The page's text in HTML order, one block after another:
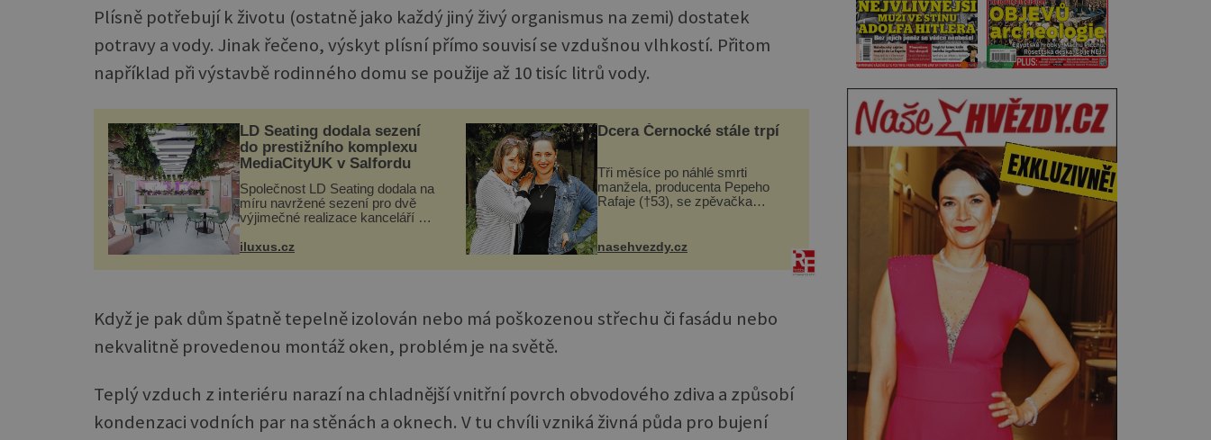
Plísně potřebují k životu (ostatně jako každý jiný živý organismus na zemi) dostatek
potravy a vody. Jinak řečeno, výskyt plísní přímo souvisí se vzdušnou vlhkostí. Přitom
například při výstavbě rodinného domu se použije až 10 tisíc litrů vody.
LD Seating dodala sezení
do prestižního komplexu
MediaCityUK v Salfordu
Společnost LD Seating dodala na
míru navržené sezení pro dvě
výjimečné realizace kanceláří v
Salfordu – konkrétně do budov
Komplex budov Media...
iluxus.cz
Dcera Černocké stále trpí
Tři měsíce po náhlé smrti
manžela, producenta Pepeho
Rafaje (†53), se zpěvačka
ozvala veřejnosti. Na sociální síti
sdílela, že se snaží fung...
nasehvezdy.cz
Když je pak dům špatně tepelně izolován nebo má poškozenou střechu či fasádu nebo
nekvalitně provedenou montáž oken, problém je na světě.
Teplý vzduch z interiéru narazí na chladnější vnitřní povrch obvodového zdiva a způsobí
kondenzaci vodních par na stěnách a oknech. V tu chvíli vzniká živná půda pro bujení